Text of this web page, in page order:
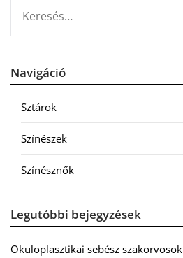
Navigáció
Sztárok
Színészek
Színésznők
Legutóbbi bejegyzések
Okuloplasztikai sebész szakorvosok